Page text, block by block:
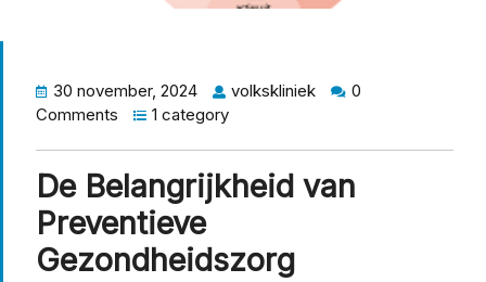
30 november, 2024 volkskliniek
0
Comments
1 category
De Belangrijkheid van
Preventieve
Gezondheidszorg